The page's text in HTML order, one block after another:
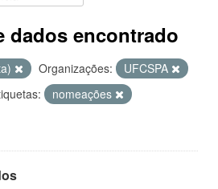
dados encontrado
Organizações:
UFCSPA
nomeações